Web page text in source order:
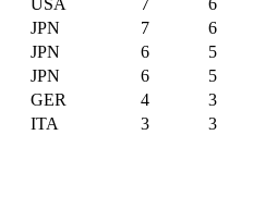
JPN 7
6
JPN 6
5
JPN 6
5
GER 4
3
ITA 3
3